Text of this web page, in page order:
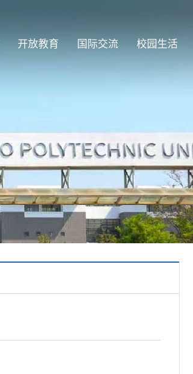
开放教育 国际交流 校园生活